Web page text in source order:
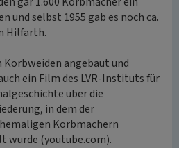
und selbst 1955 gab es noch ca.
Hilfarth.
angebaut und
ein Film des LVR-Instituts für
über die
in dem der
Korbmachern
wurde (youtube.com).